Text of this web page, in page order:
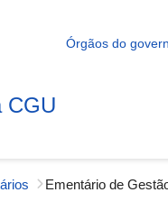
Órgãos do
CGU